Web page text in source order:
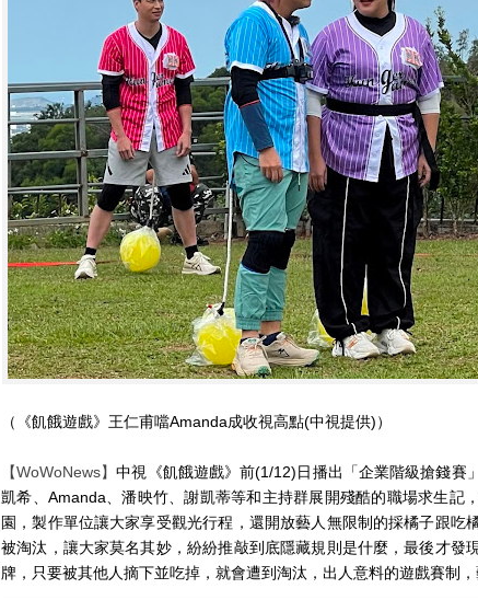
（《飢餓遊戲》王仁甫噹Amanda成收視高點(中視提供)）
【WoWoNews】中視《飢餓遊戲》前(1/12)日播出「企業階級搶錢賽
凱希、Amanda、潘映竹、謝凱蒂等和主持群展開殘酷的職場求生記
園，製作單位讓大家享受觀光行程，還開放藝人無限制的採橘子跟吃
被淘汰，讓大家莫名其妙，紛紛推敲到底隱藏規則是什麼，最後才發
牌，只要被其他人摘下並吃掉，就會遭到淘汰，出人意料的遊戲賽制，